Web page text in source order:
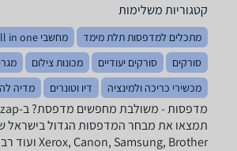
קטגוריות משלימות
מתכלים למדפסות תלת מימד מחשבי All in one
סורקים
סורקים יעודיים מכונות צילום
מכשירי כריכה ולמינציה
דיו וטונרים מדיה
תמצאו את מבחר המדפסות הגדול בישראל
Xerox, Canon, Samsung, Brother ועוד רבים.